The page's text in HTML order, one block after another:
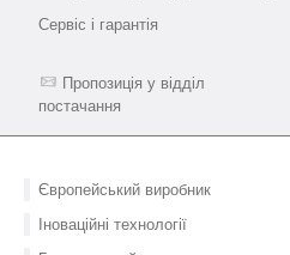
Сервіс і гарантія
Пропозиція у відділ
постачання
Європейський виробник
Іноваційні технології